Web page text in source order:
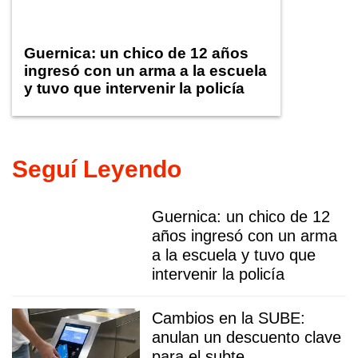
Guernica: un chico de 12 años
ingresó con un arma a la escuela
y tuvo que intervenir la policía
Seguí Leyendo
Guernica: un chico de 12
años ingresó con un arma
a la escuela y tuvo que
intervenir la policía
Cambios en la SUBE:
anulan un descuento clave